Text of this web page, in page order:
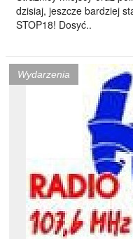
dzisiaj, jeszcze bardziej
STOP18! Dosyć..
Wydarzenia